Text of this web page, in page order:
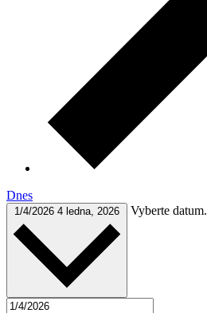
Dnes
1/4/2026 4 ledna, 2026 Vyberte datum.